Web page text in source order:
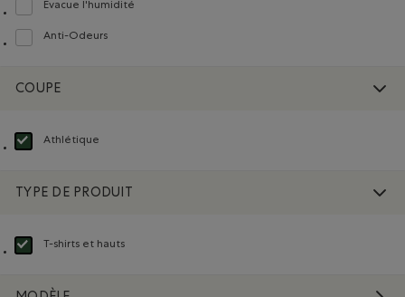
Évacue l'humidité
Classer selon Composition : Évacuel'humidité(MoistureWicking)
Anti-Odeurs
Classer selon Composition : Anti-Odeurs(Anti-Odour)
COUPE
Athlétique
Choisir Classé selon Coupe : Athlétique(Athletic)
TYPE DE PRODUIT
T-shirts et hauts
Choisir Classé selon Type de produit : T-shirts et hauts(T-shirts & Tops)